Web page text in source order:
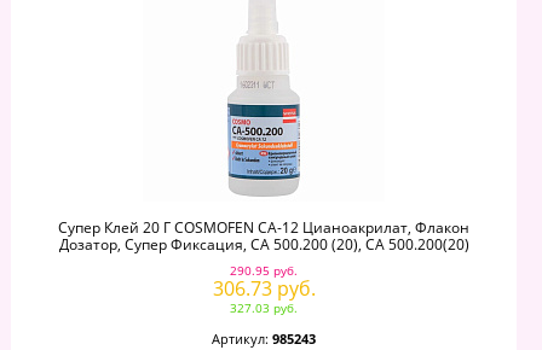
Супер Клей 20 Г COSMOFEN CA-12 Цианоакрилат, Флакон
Дозатор, Супер Фиксация, CA 500.200 (20), CA 500.200(20)
290.95 руб.
306.73 руб.
327.03 руб.
Артикул: 985243